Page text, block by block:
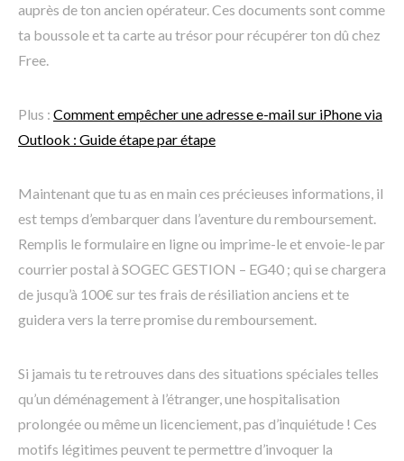
auprès de ton ancien opérateur. Ces documents sont comme
ta boussole et ta carte au trésor pour récupérer ton dû chez
Free.
Plus : Comment empêcher une adresse e-mail sur iPhone via
Outlook : Guide étape par étape
Maintenant que tu as en main ces précieuses informations, il
est temps d’embarquer dans l’aventure du remboursement.
Remplis le formulaire en ligne ou imprime-le et envoie-le par
courrier postal à SOGEC GESTION – EG40 ; qui se chargera
de jusqu’à 100€ sur tes frais de résiliation anciens et te
guidera vers la terre promise du remboursement.
Si jamais tu te retrouves dans des situations spéciales telles
qu’un déménagement à l’étranger, une hospitalisation
prolongée ou même un licenciement, pas d’inquiétude ! Ces
motifs légitimes peuvent te permettre d’invoquer la